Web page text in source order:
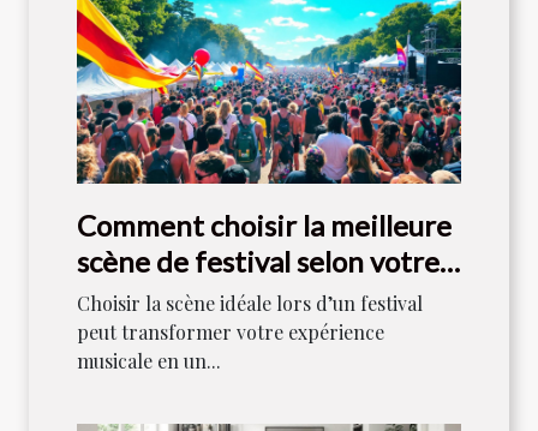
Comment choisir la meilleure
scène de festival selon votre
style musical ?
Choisir la scène idéale lors d’un festival
peut transformer votre expérience
musicale en un...